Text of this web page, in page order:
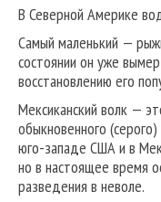
В Северной Америке
Самый маленький —
состоянии он уже
восстановлению его
Мексиканский волк —
обыкновенного
юго-западе США и в
но в настоящее время
разведения в неволе.